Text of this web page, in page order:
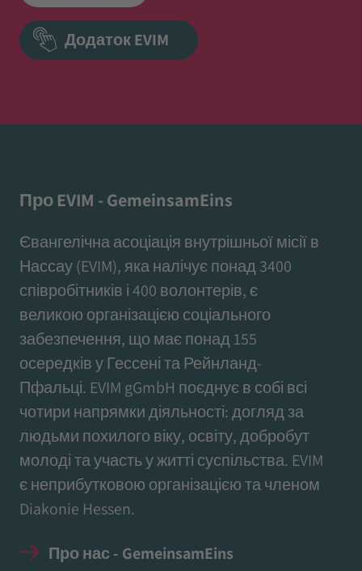
Додаток EVIM
Про EVIM - GemeinsamEins
Євангелічна асоціація внутрішньої місії в
Нассау (EVIM), яка налічує понад 3400
співробітників і 400 волонтерів, є
великою організацією соціального
забезпечення, що має понад 155
осередків у Гессені та Рейнланд-
Пфальці. EVIM gGmbH поєднує в собі всі
чотири напрямки діяльності: догляд за
людьми похилого віку, освіту, добробут
молоді та участь у житті суспільства. EVIM
є неприбутковою організацією та членом
Diakonie Hessen.
Про нас - GemeinsamEins